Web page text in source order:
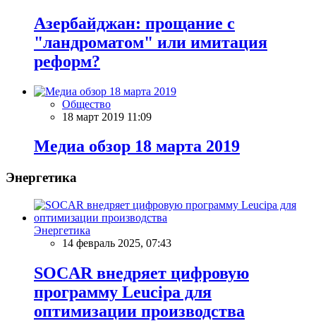
Азербайджан: прощание с
"ландроматом" или имитация
реформ?
Общество
18 март 2019 11:09
Meдиа обзор 18 марта 2019
Энергетика
Энергетика
14 февраль 2025, 07:43
SOCAR внедряет цифровую
программу Leucipa для
оптимизации производства